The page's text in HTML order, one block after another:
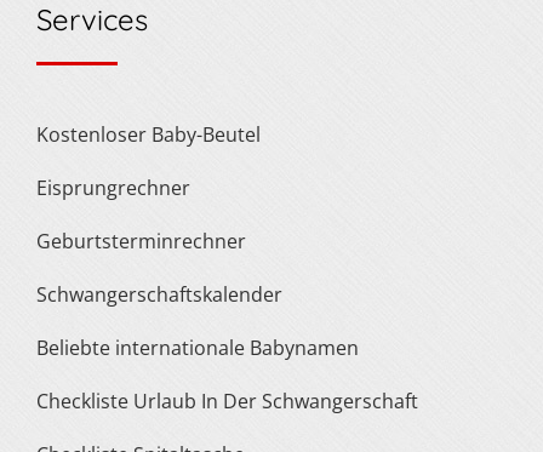
Services
Kostenloser Baby-Beutel
Eisprungrechner
Geburtsterminrechner
Schwangerschaftskalender
Beliebte internationale Babynamen
Checkliste Urlaub In Der Schwangerschaft